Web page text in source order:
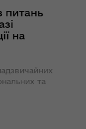
питань
на
та